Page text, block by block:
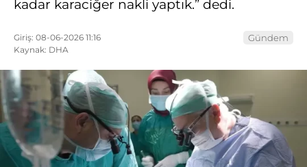
kadar karaciğer nakli yaptık.” dedi.
Giriş: 08-06-2026 11:16
Kaynak: DHA
Gündem